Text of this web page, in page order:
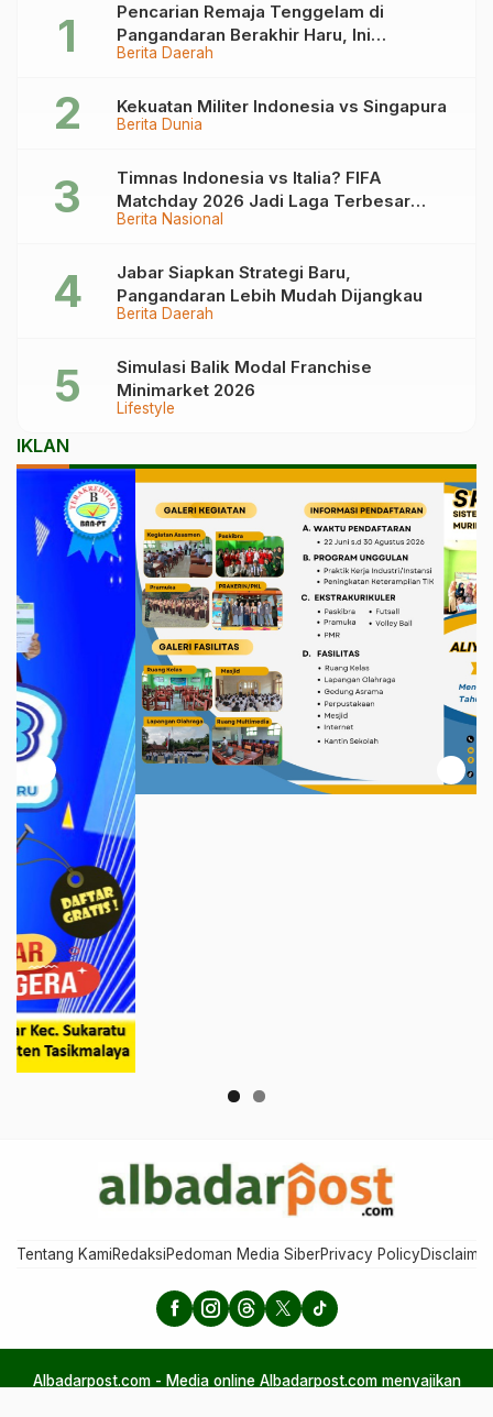
Berita Daerah
Pencarian Remaja Tenggelam di
Pangandaran Berakhir Haru, Ini
Kronologinya
Berita Dunia
Kekuatan Militer Indonesia vs Singapura
Berita Nasional
Timnas Indonesia vs Italia? FIFA
Matchday 2026 Jadi Laga Terbesar
Garuda!
Berita Daerah
Jabar Siapkan Strategi Baru,
Pangandaran Lebih Mudah Dijangkau
Lifestyle
Simulasi Balik Modal Franchise
Minimarket 2026
IKLAN
Tentang KamiRedaksiPedoman Media SiberPrivacy PolicyDisclaimer
Albadarpost.com - Media online Albadarpost.com menyajikan